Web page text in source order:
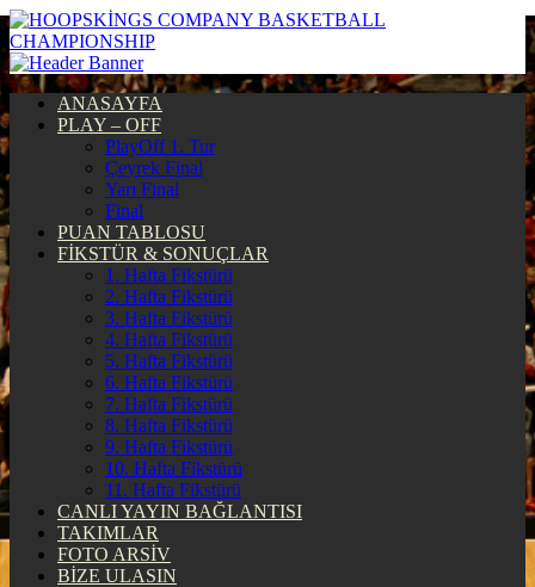
ANASAYFA
PLAY – OFF
PlayOff 1. Tur
Çeyrek Final
Yarı Final
Final
PUAN TABLOSU
FİKSTÜR & SONUÇLAR
1. Hafta Fikstürü
2. Hafta Fikstürü
3. Hafta Fikstürü
4. Hafta Fikstürü
5. Hafta Fikstürü
6. Hafta Fikstürü
7. Hafta Fikstürü
8. Hafta Fikstürü
9. Hafta Fikstürü
10. Hafta Fikstürü
11. Hafta Fikstürü
CANLI YAYIN BAĞLANTISI
TAKIMLAR
FOTO ARSİV
BİZE ULASIN